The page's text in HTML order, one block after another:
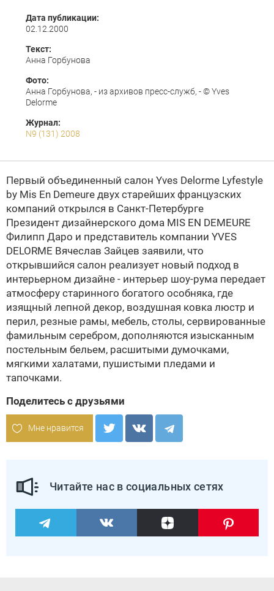
Дата публикации:
02.12.2000
Текст:
Анна Горбунова
Фото:
Анна Горбунова, - из архивов пресс-служб, - © Yves
Delorme
Журнал:
N9 (131) 2008
Первый объединенный салон Yves Delorme Lyfestyle
by Mis En Demeure двух старейших французских
компаний открылся в Санкт-Петербурге
Президент дизайнерского дома MIS EN DEMEURE
Филипп Даро и представитель компании YVES
DELORME Вячеслав Зайцев заявили, что
открывшийся салон реализует новый подход в
интерьерном дизайне - интерьер шоу-рума передает
атмосферу старинного богатого особняка, где
изящный лепной декор, воздушная ковка люстр и
перил, резные рамы, мебель, столы, сервированные
фамильным серебром, дополняются изысканным
постельным бельем, расшитыми думочками,
мягкими халатами, пушистыми пледами и
тапочками.
Поделитесь с друзьями
Мне нравится
Читайте нас в социальных сетях